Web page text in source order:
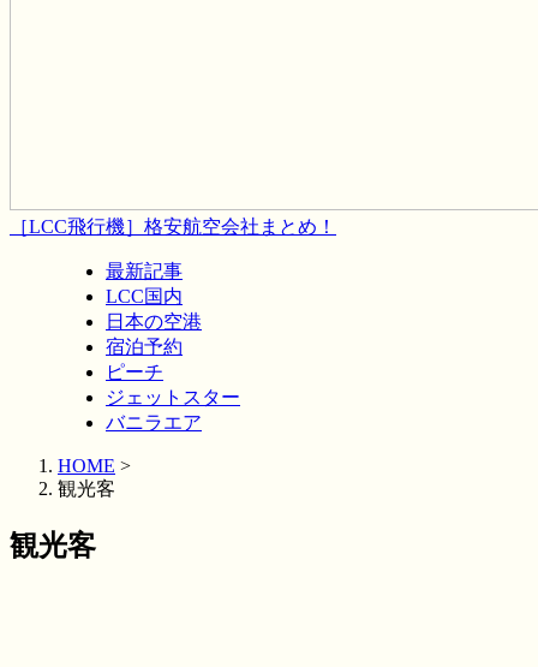
［LCC飛行機］格安航空会社まとめ！
最新記事
LCC国内
日本の空港
宿泊予約
ピーチ
ジェットスター
バニラエア
HOME >
観光客
観光客